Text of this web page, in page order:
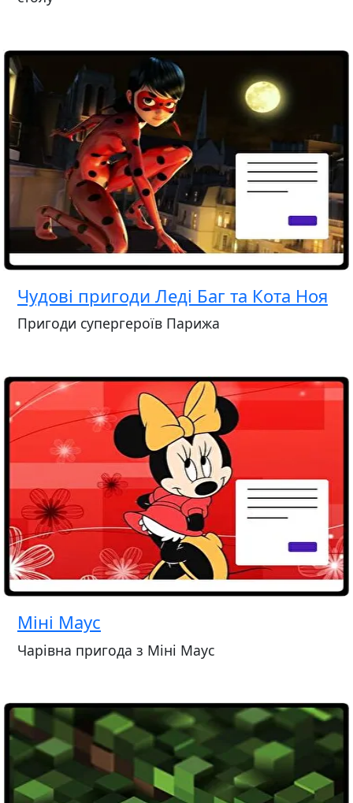
Чудові пригоди Леді Баг та Кота Ноя
Пригоди супергероїв Парижа
Міні Маус
Чарівна пригода з Міні Маус